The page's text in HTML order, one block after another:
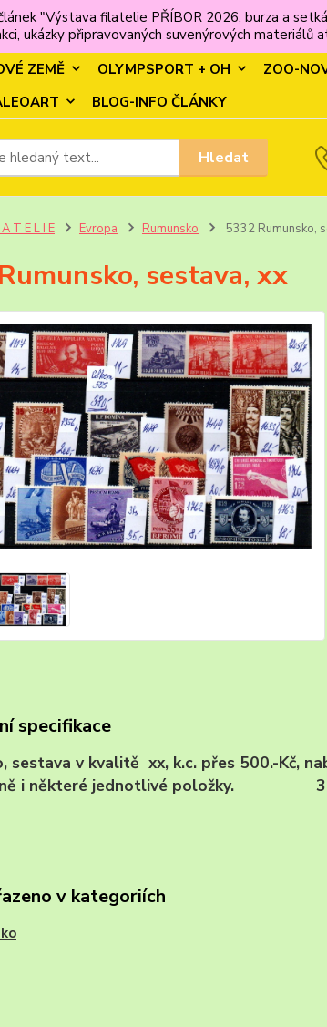
"Výstava filatelie PŘÍBOR 2026, burza a
ukázky připravovaných suvenýrových
ZEMĚ OLYMPSPORT + OH
ZOO-
BLOG-INFO ČLÁNKY
Hledat
A T E L I E Evropa Rumunsko 5332 Rumunsko,
sestava, xx
specifikace
sestava v kvalitě xx, k.c. přes 500.-Kč,
i některé jednotlivé položky.
v kategoriích